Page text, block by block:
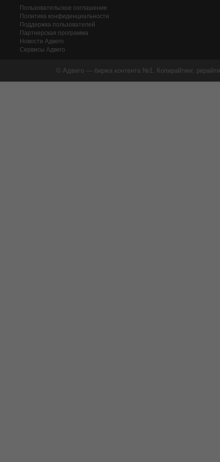
Пользовательское соглашение
Политика конфиденциальности
Поддержка пользователей
Партнерская программа
Новости Адвего
Сервисы Адвего
© Адвего — биржа контента №1. Копирайтинг,